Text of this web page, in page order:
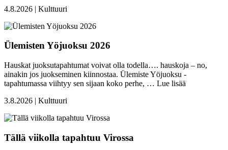
4.8.2026 | Kulttuuri
Ülemisten Yöjuoksu 2026
Hauskat juoksutapahtumat voivat olla todella…. hauskoja – no,
ainakin jos juokseminen kiinnostaa. Ülemiste Yöjuoksu -
tapahtumassa viihtyy sen sijaan koko perhe, … Lue lisää
3.8.2026 | Kulttuuri
Tällä viikolla tapahtuu Virossa